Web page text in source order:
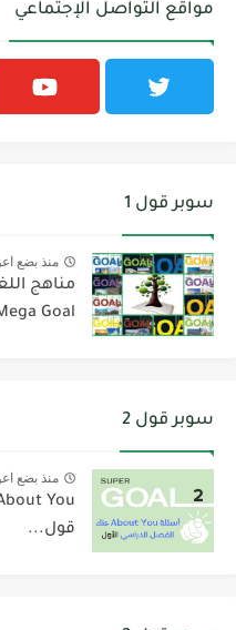
مواقع التواصل الإجتماعي
سوبر قول 1
منذ بضع
مناهج
Goal
سوبر قول 2
منذ بضع
قول...